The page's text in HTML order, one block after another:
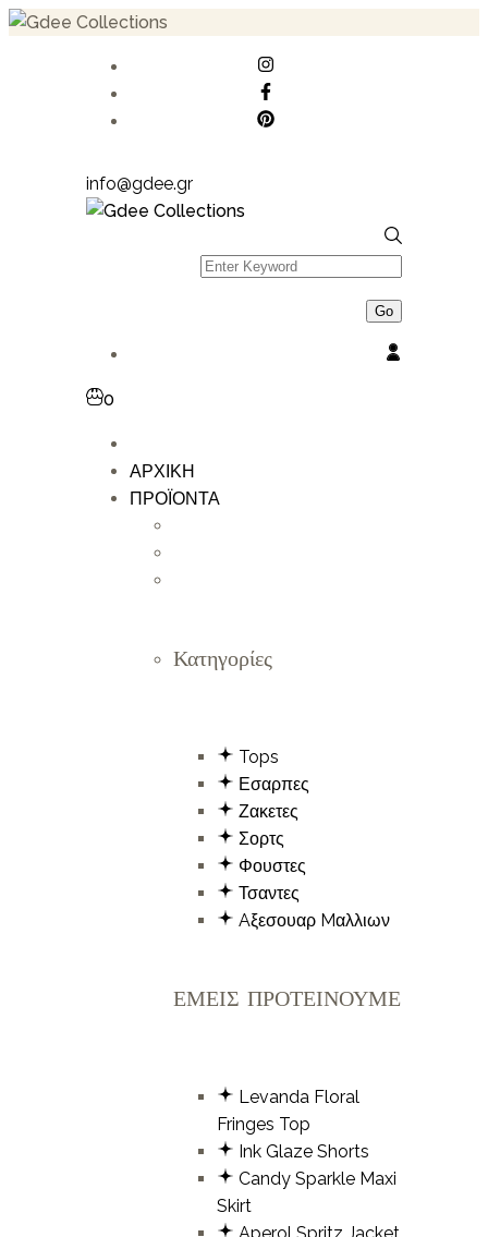
info@gdee.gr
0
ΑΡΧΙΚΗ
ΠΡΟΪΟΝΤΑ
Κατηγορίες
Tops
Εσαρπες
Ζακετες
Σορτς
Φουστες
Τσαντες
Aξεσουαρ Mαλλιων
ΕΜΕΙΣ ΠΡΟΤΕΙΝΟΥΜΕ
Levanda Floral
Fringes Top
Ink Glaze Shorts
Candy Sparkle Maxi
Skirt